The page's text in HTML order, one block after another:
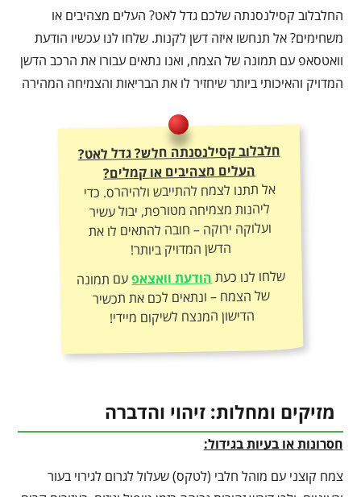
החלבלוב קסילנסנתה שלכם גדל לאט? העלים מצהיבים או
משחימים? אל תנחשו איזה דשן לקנות. שלחו לנו עכשיו הודעת
וואטסאפ עם תמונה של הצמח, ואנו נתאים עבורו את הרכב הדשן
המדויק והאיכותי ביותר שיחזיר לו את הבריאות והצמיחה המהירה
חלבלוב קסילנסנתה חלש? גדל לאט?
העלים מצהיבים או קמלים?
אל תתנו לצמח להתייבש ולהיהרס. כדי
ליהנות מצמיחה מטורפת, יבול עשיר
ועלוקה ירוקה – חובה להתאים לו את
הדשן המדויק ביותר!
שלחו לנו כעתהודעת וואצאפעם תמונה
של הצמח – ונתאים לכם את תכשיר
הדישון המנצח לשיקום מיידי!
מזיקים ומחלות: זיהוי והדברה
חסרונות או בעיות בגידול:
צמח קוצני עם מוהל חלבי (לטקס) שעלול לגרום לגירוי בעור